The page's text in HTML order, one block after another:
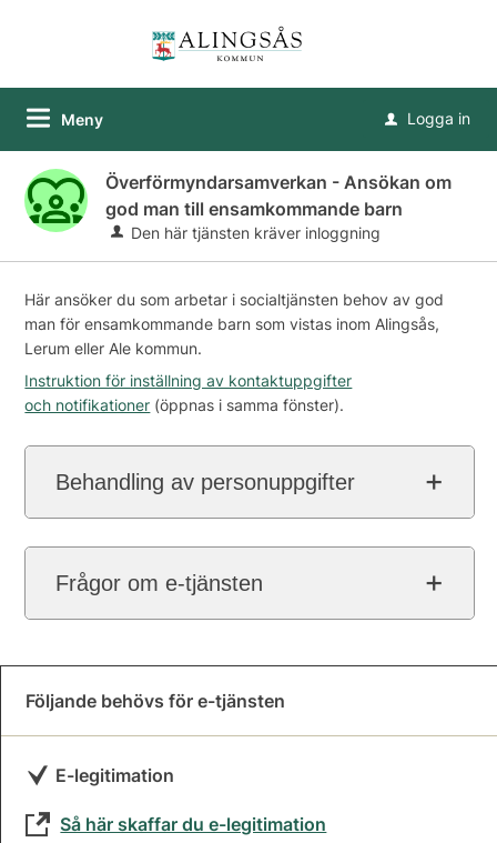
Meny u Logga in
Överförmyndarsamverkan - Ansökan om
god man till ensamkommande barn
Den här tjänsten kräver inloggning
Här ansöker du som arbetar i socialtjänsten behov av god
man för ensamkommande barn som vistas inom Alingsås,
Lerum eller Ale kommun.
Instruktion för inställning av kontaktuppgifter
och notifikationer (öppnas i samma fönster).
Behandling av personuppgifter
Frågor om e-tjänsten
Följande behövs för e-tjänsten
E-legitimation
Så här skaffar du e-legitimation